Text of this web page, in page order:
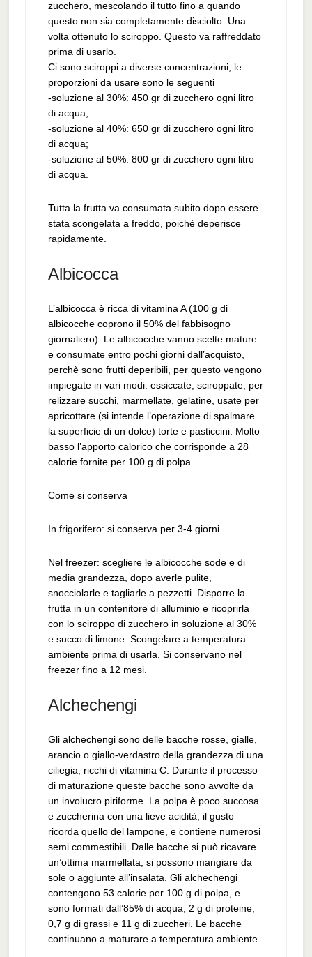
zucchero, mescolando il tutto fino a quando
questo non sia completamente disciolto. Una
volta ottenuto lo sciroppo. Questo va raffreddato
prima di usarlo.
Ci sono sciroppi a diverse concentrazioni, le
proporzioni da usare sono le seguenti
-soluzione al 30%: 450 gr di zucchero ogni litro
di acqua;
-soluzione al 40%: 650 gr di zucchero ogni litro
di acqua;
-soluzione al 50%: 800 gr di zucchero ogni litro
di acqua.
Tutta la frutta va consumata subito dopo essere
stata scongelata a freddo, poichè deperisce
rapidamente.
Albicocca
L’albicocca è ricca di vitamina A (100 g di
albicocche coprono il 50% del fabbisogno
giornaliero). Le albicocche vanno scelte mature
e consumate entro pochi giorni dall’acquisto,
perchè sono frutti deperibili, per questo vengono
impiegate in vari modi: essiccate, sciroppate, per
relizzare succhi, marmellate, gelatine, usate per
apricottare (si intende l’operazione di spalmare
la superficie di un dolce) torte e pasticcini. Molto
basso l’apporto calorico che corrisponde a 28
calorie fornite per 100 g di polpa.
Come si conserva
In frigorifero: si conserva per 3-4 giorni.
Nel freezer: scegliere le albicocche sode e di
media grandezza, dopo averle pulite,
snocciolarle e tagliarle a pezzetti. Disporre la
frutta in un contenitore di alluminio e ricoprirla
con lo sciroppo di zucchero in soluzione al 30%
e succo di limone. Scongelare a temperatura
ambiente prima di usarla. Si conservano nel
freezer fino a 12 mesi.
Alchechengi
Gli alchechengi sono delle bacche rosse, gialle,
arancio o giallo-verdastro della grandezza di una
ciliegia, ricchi di vitamina C. Durante il processo
di maturazione queste bacche sono avvolte da
un involucro piriforme. La polpa è poco succosa
e zuccherina con una lieve acidità, il gusto
ricorda quello del lampone, e contiene numerosi
semi commestibili. Dalle bacche si può ricavare
un’ottima marmellata, si possono mangiare da
sole o aggiunte all’insalata. Gli alchechengi
contengono 53 calorie per 100 g di polpa, e
sono formati dall’85% di acqua, 2 g di proteine,
0,7 g di grassi e 11 g di zuccheri. Le bacche
continuano a maturare a temperatura ambiente.